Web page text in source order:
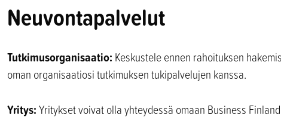
Neuvontapalvelut
Tutkimusorganisaatio: Keskustele ennen rahoituksen
oman organisaatiosi tutkimuksen tukipalvelujen kanssa.
Yritys:Yritykset voivat olla yhteydessä omaan Business